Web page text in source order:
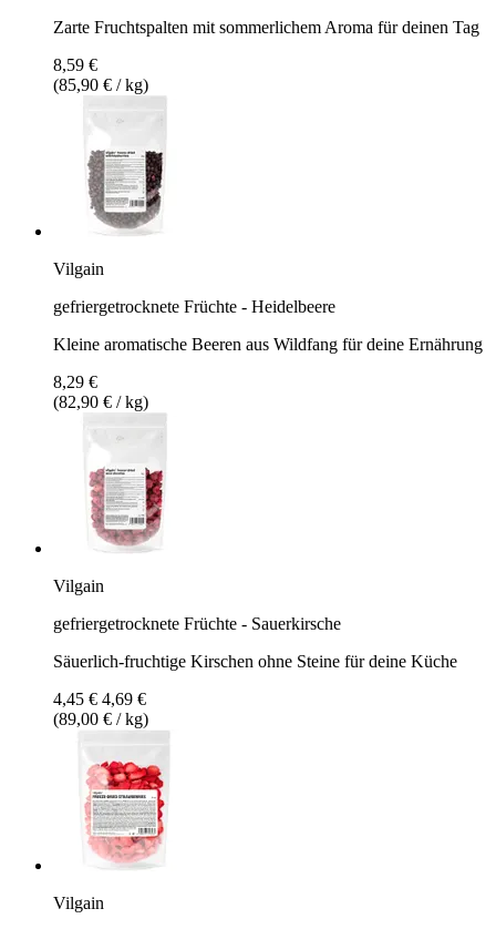
Zarte Fruchtspalten mit sommerlichem Aroma für deinen Tag
8,59 €
(85,90 € / kg)
Vilgain
gefriergetrocknete Früchte - Heidelbeere
Kleine aromatische Beeren aus Wildfang für deine Ernährung
8,29 €
(82,90 € / kg)
Vilgain
gefriergetrocknete Früchte - Sauerkirsche
Säuerlich-fruchtige Kirschen ohne Steine für deine Küche
4,45 € 4,69 €
(89,00 € / kg)
Vilgain